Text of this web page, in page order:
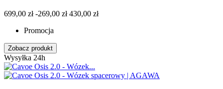
699,00 zł -269,00 zł 430,00 zł
Promocja
Zobacz produkt
Wysyłka 24h